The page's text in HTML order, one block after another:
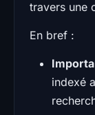
travers une
En bref :
indexé